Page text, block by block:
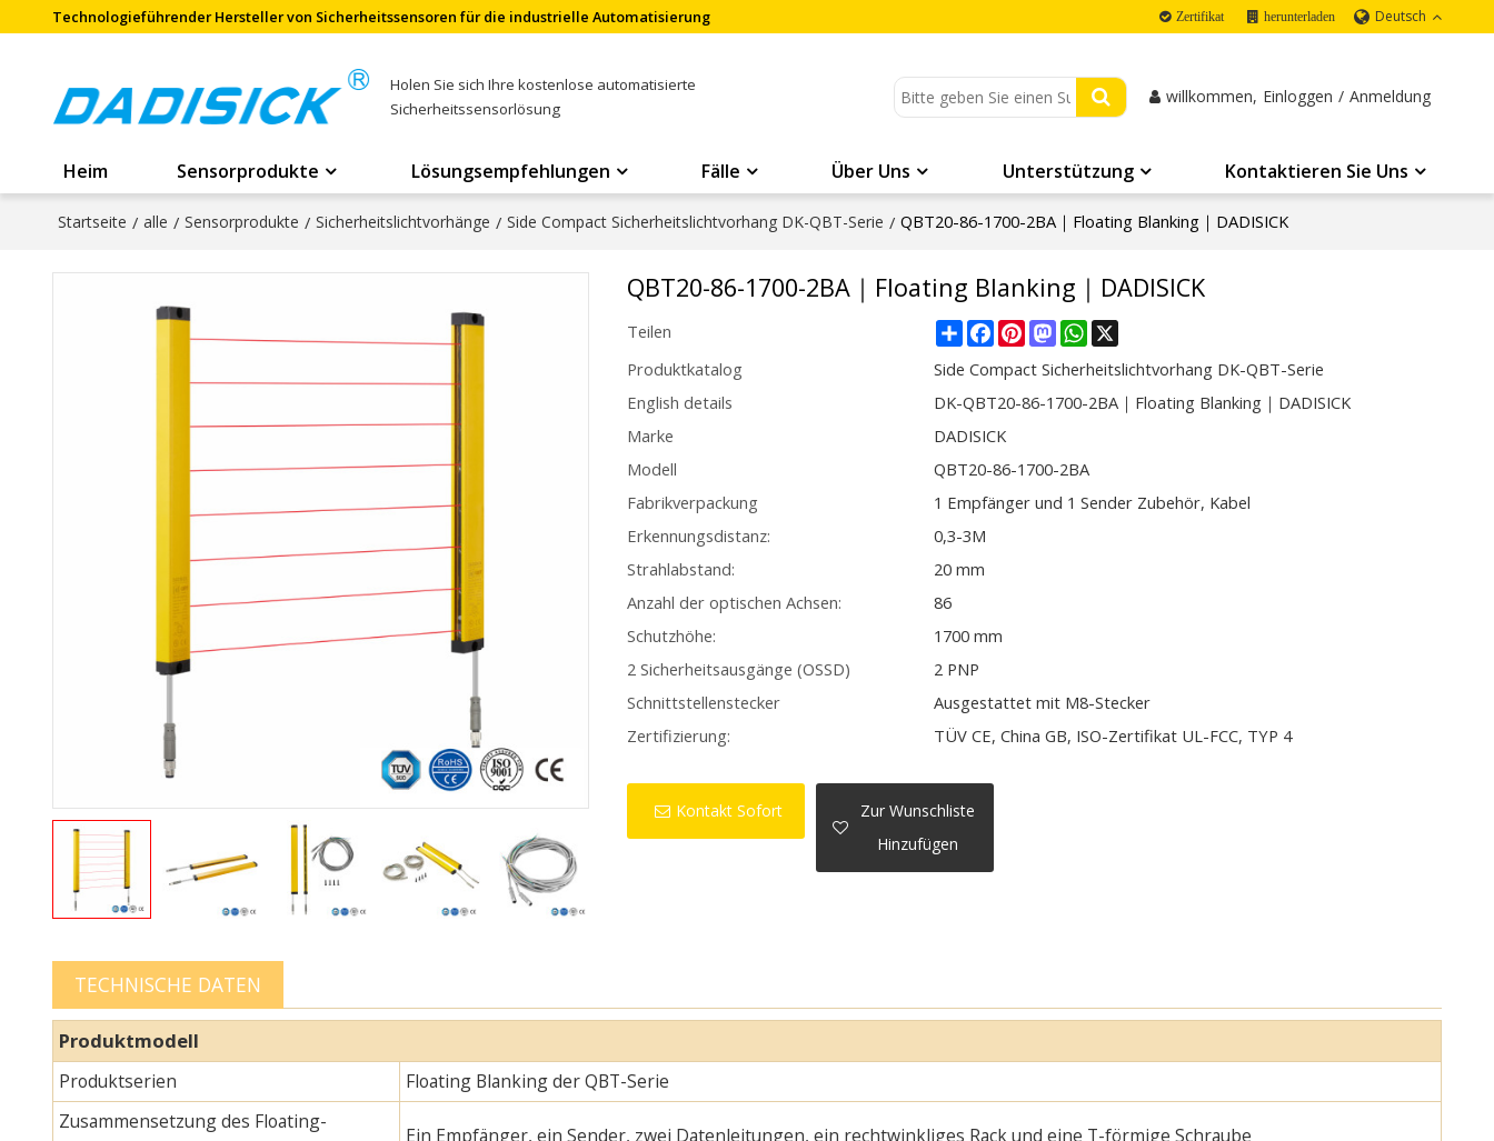
Technologieführender Hersteller von Sicherheitssensoren für die industrielle Automatisierung Zertifikat herunterladen Deutsch
Holen Sie sich Ihre kostenlose automatisierte
Sicherheitssensorlösung
willkommen, Einloggen / Anmeldung
Heim Sensorprodukte Lösungsempfehlungen Fälle Über Uns Unterstützung Kontaktieren Sie Uns
Startseite / alle / Sensorprodukte / Sicherheitslichtvorhänge / Side Compact Sicherheitslichtvorhang DK-QBT-Serie / QBT20-86-1700-2BA｜Floating Blanking｜DADISICK
QBT20-86-1700-2BA｜Floating Blanking｜DADISICK
Teilen ShareFacebook
PinterestMastodonWhatsApp
Produktkatalog
Side Compact Sicherheitslichtvorhang DK-QBT-Serie
English details
DK-QBT20-86-1700-2BA｜Floating Blanking｜DADISICK
Marke
DADISICK
Modell
QBT20-86-1700-2BA
Fabrikverpackung
1 Empfänger und 1 Sender Zubehör, Kabel
Erkennungsdistanz:
0,3-3M
Strahlabstand:
20 mm
Anzahl der optischen Achsen:
86
Schutzhöhe:
1700 mm
2 Sicherheitsausgänge (OSSD)
2 PNP
Schnittstellenstecker
Ausgestattet mit M8-Stecker
Zertifizierung:
TÜV CE, China GB, ISO-Zertifikat UL-FCC, TYP 4
Kontakt Sofort
Zur Wunschliste
Hinzufügen
TECHNISCHE DATEN
Produktmodell
Produktserien
Floating Blanking der QBT-Serie
Zusammensetzung des Floating-
Ein Empfänger, ein Sender, zwei Datenleitungen, ein rechtwinkliges Rack und eine T-förmige Schraube